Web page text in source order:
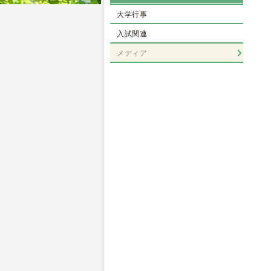
大学行事
入試関連
メディア